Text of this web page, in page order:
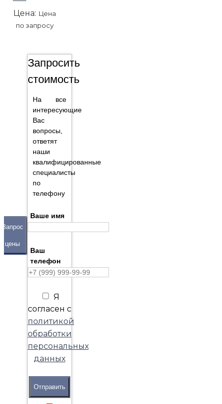
Цена: Цена
по запросу
Запрос
цены
Запросить
стоимость
На все
интересующие
Вас
вопросы,
ответят
наши
квалифицированные
специалисты
по
телефону
Ваше имя
Ваш
телефон
Я
согласен с
политикой
обработки
персональных
данных
Отправить